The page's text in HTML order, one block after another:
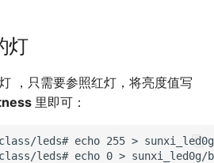
灯
，只需要参照红灯，将亮度值写
里即可：
leds# echo 255 >
leds# echo 0 > sunxi_led0g/